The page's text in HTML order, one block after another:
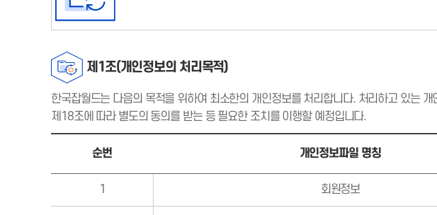
제1조(개인정보의 처리목적)
한국잡월드는 다음의 목적을 위하여 최소한의 개인정보를 처리합니다. 처리하고 있는
제18조에 따라 별도의 동의를 받는 등 필요한 조치를 이행할 예정입니다.
순번 개인정보파일 명칭
1 회원정보